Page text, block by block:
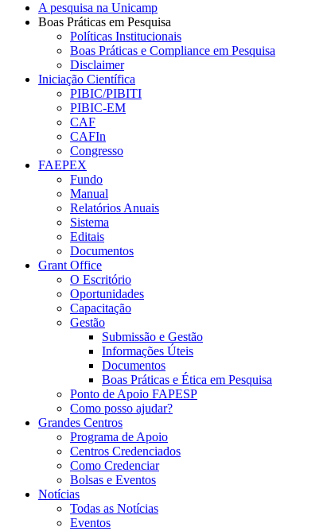
A pesquisa na Unicamp
Boas Práticas em Pesquisa
Políticas Institucionais
Boas Práticas e Compliance em Pesquisa
Disclaimer
Iniciação Científica
PIBIC/PIBITI
PIBIC-EM
CAF
CAFIn
Congresso
FAEPEX
Fundo
Manual
Relatórios Anuais
Sistema
Editais
Documentos
Grant Office
O Escritório
Oportunidades
Capacitação
Gestão
Submissão e Gestão
Informações Úteis
Documentos
Boas Práticas e Ética em Pesquisa
Ponto de Apoio FAPESP
Como posso ajudar?
Grandes Centros
Programa de Apoio
Centros Credenciados
Como Credenciar
Bolsas e Eventos
Notícias
Todas as Notícias
Eventos